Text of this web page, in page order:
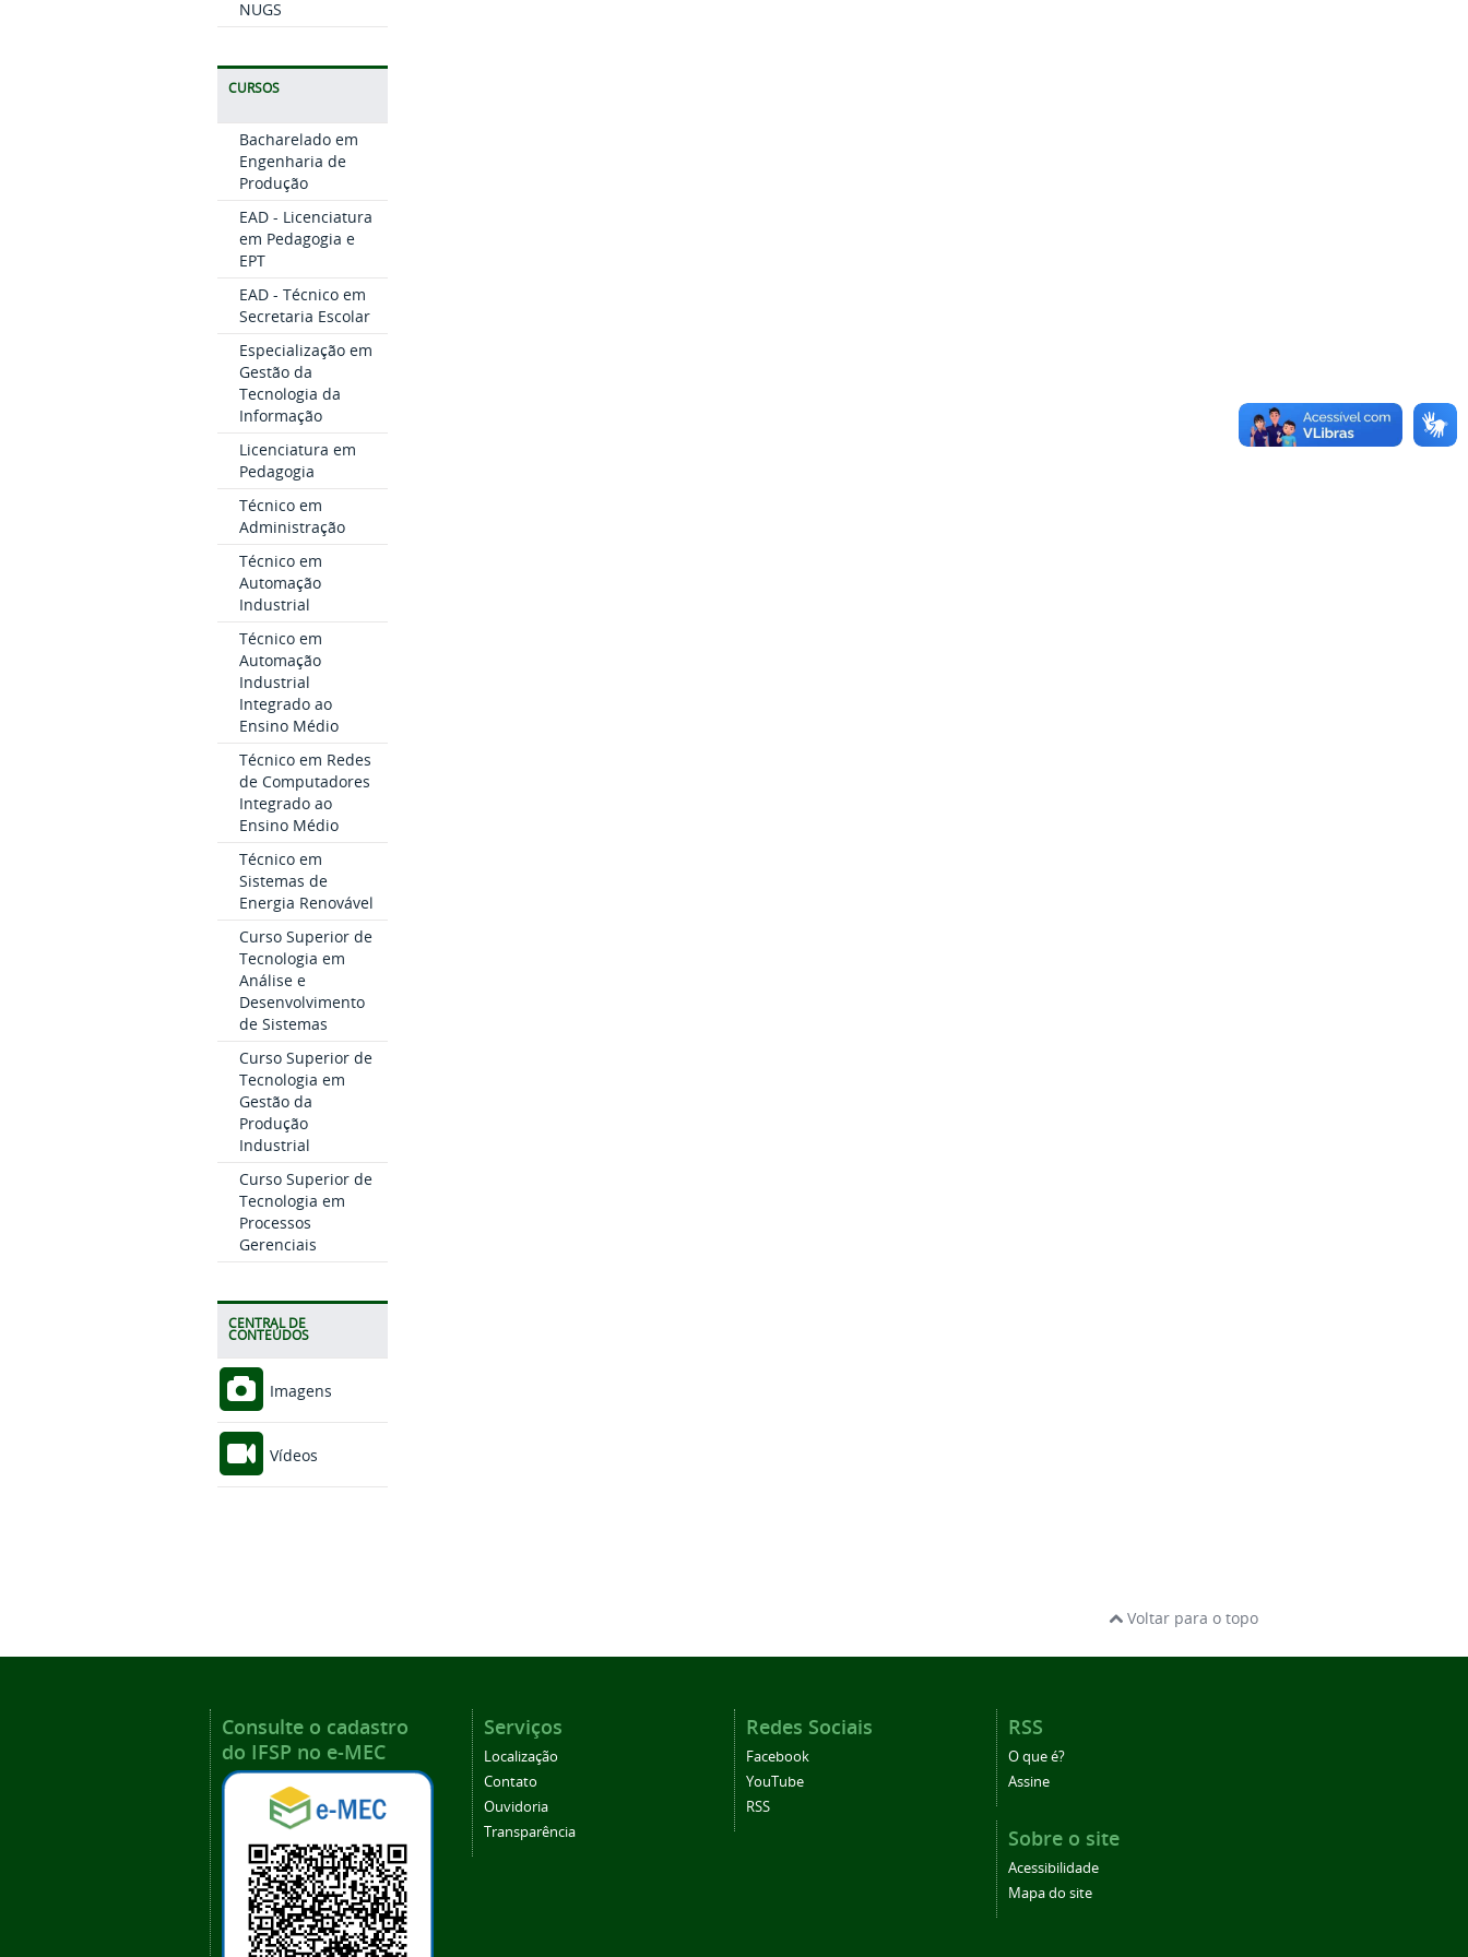
NUGS
CURSOS
Bacharelado em
Engenharia de
Produção
EAD - Licenciatura
em Pedagogia e
EPT
EAD - Técnico em
Secretaria Escolar
Especialização em
Gestão da
Tecnologia da
Informação
Licenciatura em
Pedagogia
Técnico em
Administração
Técnico em
Automação
Industrial
Técnico em
Automação
Industrial
Integrado ao
Ensino Médio
Técnico em Redes
de Computadores
Integrado ao
Ensino Médio
Técnico em
Sistemas de
Energia Renovável
Curso Superior de
Tecnologia em
Análise e
Desenvolvimento
de Sistemas
Curso Superior de
Tecnologia em
Gestão da
Produção
Industrial
Curso Superior de
Tecnologia em
Processos
Gerenciais
CENTRAL DE
CONTEÚDOS
Imagens
Vídeos
Voltar para o topo
Consulte o cadastro
do IFSP no e-MEC
Serviços
Localização
Contato
Ouvidoria
Transparência
Redes Sociais
Facebook
YouTube
RSS
RSS
O que é?
Assine
Sobre o site
Acessibilidade
Mapa do site